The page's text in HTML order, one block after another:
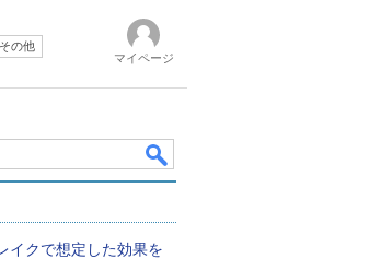
その他
マイページ
イクで想定した効果を